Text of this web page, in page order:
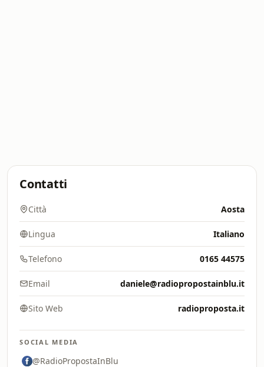
Contatti
Città Aosta
Lingua Italiano
Telefono 0165 44575
Email daniele@radiopropostainblu.it
Sito Web radioproposta.it
SOCIAL MEDIA
@RadioPropostaInBlu